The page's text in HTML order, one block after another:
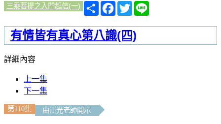
三乘菩提之入門起信(一)
分
享
Facebook
Twitter
有情皆有真心第八識(四)
詳細內容
上一集
下一集
第110集 由正光老師開示